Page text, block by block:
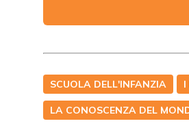
SCUOLA DELL'INFANZIA I
LA CONOSCENZA DEL